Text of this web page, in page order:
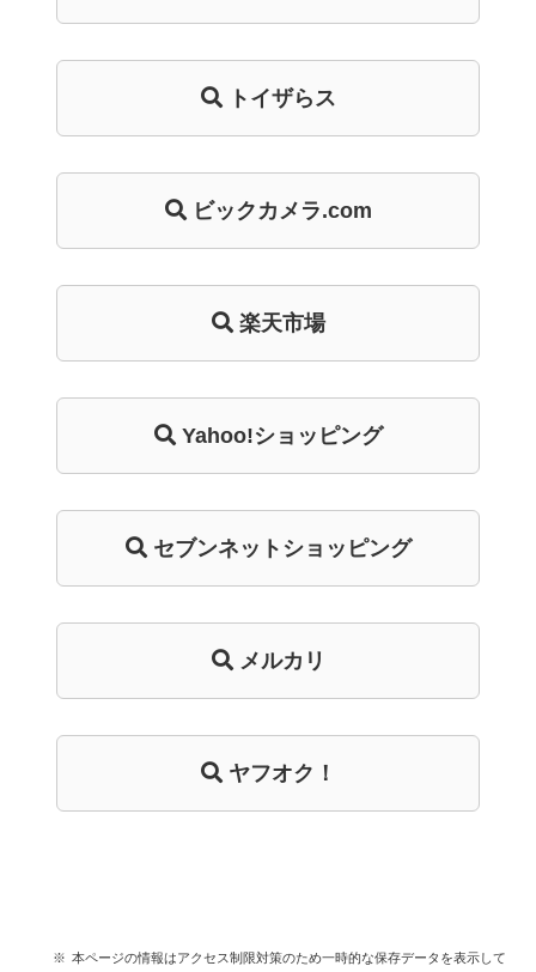
トイザらス
ビックカメラ.com
楽天市場
Yahoo!ショッピング
セブンネットショッピング
メルカリ
ヤフオク！
本ページの情報はアクセス制限対策のため一時的な保存データを表示して